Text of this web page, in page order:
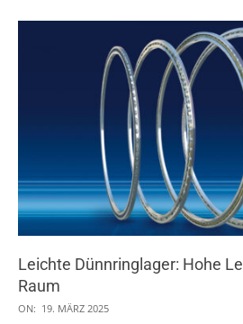
Leichte Dünnringlager: Hohe
Raum
2025-
ON: 19. MÄRZ 2025